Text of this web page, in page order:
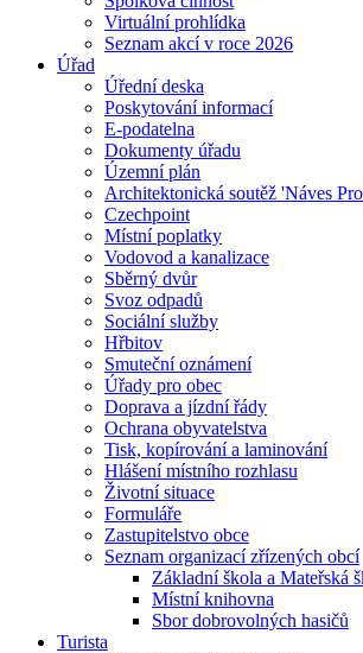
Virtuální prohlídka
Seznam akcí v roce 2026
Úřad
Úřední deska
Poskytování informací
E-podatelna
Dokumenty úřadu
Územní plán
Architektonická soutěž 'Náves
Czechpoint
Místní poplatky
Vodovod a kanalizace
Sběrný dvůr
Svoz odpadů
Sociální služby
Hřbitov
Smuteční oznámení
Úřady pro obec
Doprava a jízdní řády
Ochrana obyvatelstva
Tisk, kopírování a laminování
Hlášení místního rozhlasu
Životní situace
Formuláře
Zastupitelstvo obce
Seznam organizací zřízených obcí
Základní škola a Mateřská
Místní knihovna
Sbor dobrovolných hasičů
Turista